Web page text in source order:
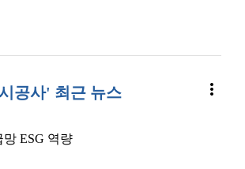
공사' 최근 뉴스 more_vert
ESG 역량